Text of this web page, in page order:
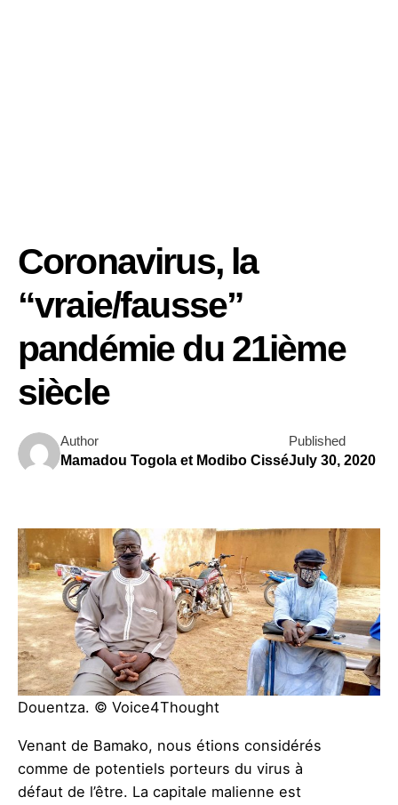
Coronavirus, la
“vraie/fausse”
pandémie du 21ième
siècle
Author
Mamadou Togola et Modibo Cissé
Published
July 30, 2020
Douentza. © Voice4Thought
Venant de Bamako, nous étions considérés
comme de potentiels porteurs du virus à
défaut de l’être. La capitale malienne est